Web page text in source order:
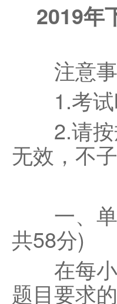
2019年
注意事
1.考试
2.请按
无效，不子
一、单
共58分)
在每小
题目要求